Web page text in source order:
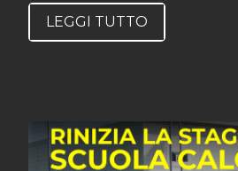
LEGGI TUTTO